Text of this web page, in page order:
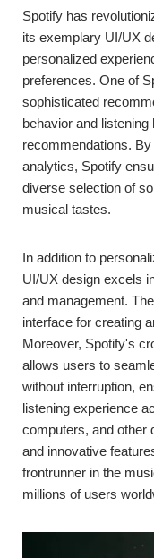
Spotify has
its exemplary UI/UX
personalized
preferences. One of
sophisticated
behavior and
recommendations.
analytics, Spotify
diverse selection of
musical tastes.
In addition to
UI/UX design excels
and management.
interface for creating
Moreover, Spotify's
allows users to
without interruption,
listening experience
computers, and other
and innovative
frontrunner in the
millions of users